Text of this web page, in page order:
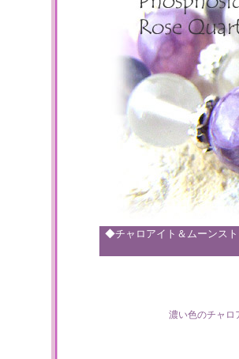
◆チャロアイト＆ムーンス
濃い色のチャ